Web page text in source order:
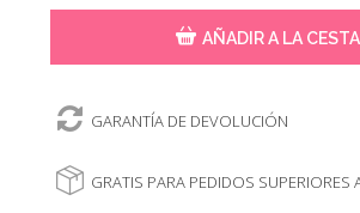
AÑADIR A LA CESTA
GARANTÍA DE DEVOLUCIÓN
GRATIS PARA PEDIDOS SUPERIORES